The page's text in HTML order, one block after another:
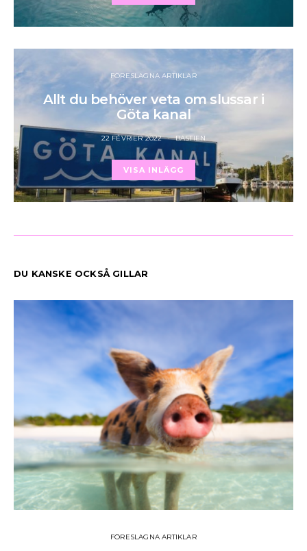
FÖRESLAGNA ARTIKLAR
Allt du behöver veta om slussar i
Göta kanal
22 FÉVRIER 2022 BASTIEN
VISA INLÄGG
DU KANSKE OCKSÅ GILLAR
FÖRESLAGNA ARTIKLAR